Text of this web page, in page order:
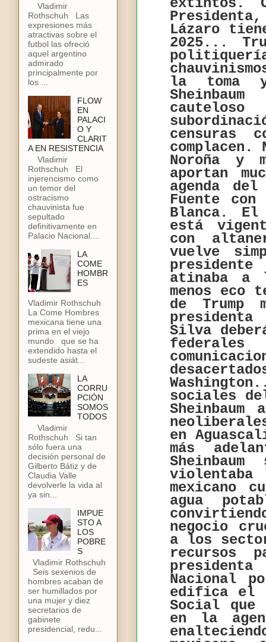
extintos.
Presidenta,
Lázaro
2025...
la toma
censuras
Noroña y
aportan
agenda
Fuente
Blanca. El
está
con
vuelve
atinaba a
menos eco
de Trump
presidenta
Silva
sociales
en
más
violentaba
mexicano
agua
negocio
a los
recursos
Nacional
edifica el
Social que
en la
Vladimir
Rothschuh Las
expresiones más
atractivas sobre el
futbol las ofreció
aquel argentino
admirado
principalmente por
los ...
FLOW
EN
PALACI
O Y
CLARIT
A EN RESISTENCIA
Vladimir
Rothschuh El
injerencismo como
un temor del
ostracismo
chauvinista fue
sepultado
definitivamente en
Palacio Nacional....
LA
COME
HOMBR
ES
Vladimir Rothschuh
La Come Hombres
mexicana tiene una
prima en el viejo
mundo que se ha
extendido hasta el
sudeste asiát...
LA
CORRU
PCIÓN
SOMOS
TODOS
Vladimir
Rothschuh Si tan
sólo fuera una
decisión personal de
Gilberto Bátiz y de
Claudia Valle
devolverle la vida al
ya sin...
IMPUE
STO A
LOS
POBRE
S
Vladimir Rothschuh
Seis sexenios de
hombres acaban de
ser humillados por
una mujer y diez
secretarios de
gabinete
presidencial, redu...